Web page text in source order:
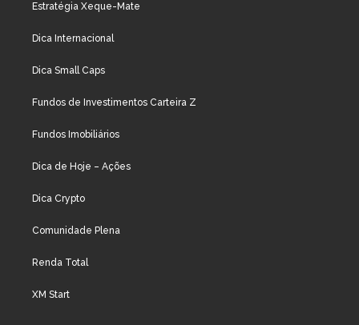
Estratégia Xeque-Mate
Dica Internacional
Dica Small Caps
Fundos de Investimentos Carteira Z
Fundos Imobiliários
Dica de Hoje – Ações
Dica Crypto
Comunidade Plena
Renda Total
XM Start